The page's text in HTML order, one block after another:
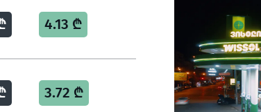
4.13 ₾
3.72 ₾